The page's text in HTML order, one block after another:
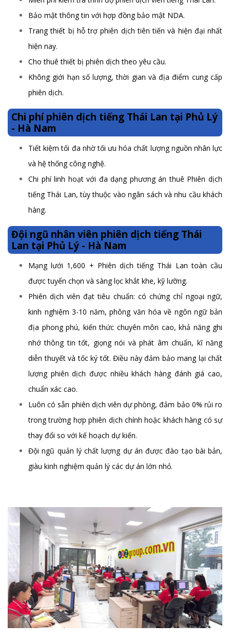
Bảo mật thông tin với hợp đồng bảo mật NDA.
Trang thiết bị hỗ trợ phiên dịch tiên tiến và hiện đại nhất
hiện nay.
Cho thuê thiết bị phiên dịch theo yêu cầu.
Không giới hạn số lượng, thời gian và địa điểm cung cấp
phiên dịch.
Chi phí phiên dịch tiếng Thái Lan tại Phủ Lý
- Hà Nam
Tiết kiệm tối đa nhờ tối ưu hóa chất lượng nguồn nhân lực
và hệ thống công nghệ.
Chi phí linh hoạt với đa dạng phương án thuê Phiên dịch
tiếng Thái Lan, tùy thuộc vào ngân sách và nhu cầu khách
hàng.
Đội ngũ nhân viên phiên dịch tiếng Thái
Lan tại Phủ Lý - Hà Nam
Mạng lưới 1,600 + Phiên dịch tiếng Thái Lan toàn cầu
được tuyển chọn và sàng lọc khắt khe, kỹ lưỡng.
Phiên dịch viên đạt tiêu chuẩn: có chứng chỉ ngoại ngữ,
kinh nghiệm 3-10 năm, phông văn hóa về ngôn ngữ bản
địa phong phú, kiến thức chuyên môn cao, khả năng ghi
nhớ thông tin tốt, giọng nói và phát âm chuẩn, kĩ năng
diễn thuyết và tốc ký tốt. Điều này đảm bảo mang lại chất
lượng phiên dịch được nhiều khách hàng đánh giá cao,
chuẩn xác cao.
Luôn có sẵn phiên dịch viên dự phòng, đảm bảo 0% rủi ro
trong trường hợp phiên dịch chính hoặc khách hàng có sự
thay đổi so với kế hoạch dự kiến.
Đội ngũ quản lý chất lượng dự án được đào tạo bài bản,
giàu kinh nghiệm quản lý các dự án lớn nhỏ.